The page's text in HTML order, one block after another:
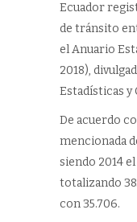
Ecuador
de tránsito
el Anuario
2018),
Estadísticas y
De acuerdo
mencionada
siendo 2014
totalizando
con 35.706.